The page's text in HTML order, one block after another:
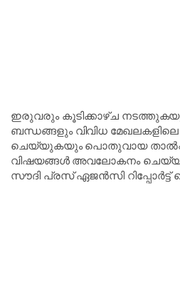
ഇരുവരും കൂടിക്കാഴ്ച
ബന്ധങ്ങളും വിവിധ
ചെയ്യുകയും പൊതുവായ
വിഷയങ്ങൾ അവലോകനം
സൗദി പ്രസ് ഏജൻസി